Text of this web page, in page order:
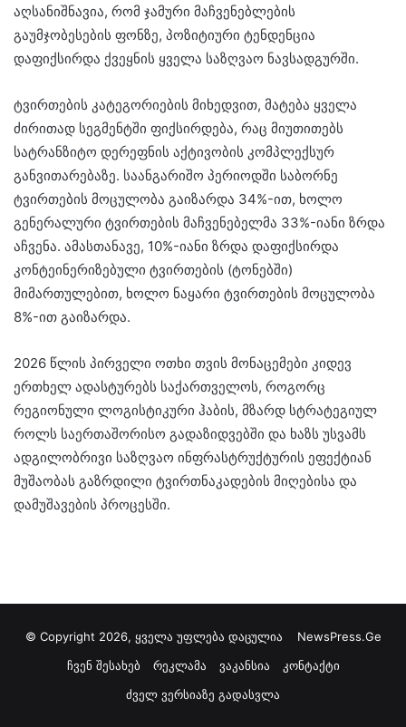
აღსანიშნავია, რომ ჯამური მაჩვენებლების
გაუმჯობესების ფონზე, პოზიტიური ტენდენცია
დაფიქსირდა ქვეყნის ყველა საზღვაო ნავსადგურში.
ტვირთების კატეგორიების მიხედვით, მატება ყველა
ძირითად სეგმენტში ფიქსირდება, რაც მიუთითებს
სატრანზიტო დერეფნის აქტივობის კომპლექსურ
განვითარებაზე. საანგარიშო პერიოდში საბორნე
ტვირთების მოცულობა გაიზარდა 34%-ით, ხოლო
გენერალური ტვირთების მაჩვენებელმა 33%-იანი ზრდა
აჩვენა. ამასთანავე, 10%-იანი ზრდა დაფიქსირდა
კონტეინერიზებული ტვირთების (ტონებში)
მიმართულებით, ხოლო ნაყარი ტვირთების მოცულობა
8%-ით გაიზარდა.
2026 წლის პირველი ოთხი თვის მონაცემები კიდევ
ერთხელ ადასტურებს საქართველოს, როგორც
რეგიონული ლოგისტიკური ჰაბის, მზარდ სტრატეგიულ
როლს საერთაშორისო გადაზიდვებში და ხაზს უსვამს
ადგილობრივი საზღვაო ინფრასტრუქტურის ეფექტიან
მუშაობას გაზრდილი ტვირთნაკადების მიღებისა და
დამუშავების პროცესში.
© Copyright 2026, ყველა უფლება დაცულია NewsPress.Ge
ჩვენ შესახებ
რეკლამა ვაკანსია
კონტაქტი
ძველ ვერსიაზე გადასვლა